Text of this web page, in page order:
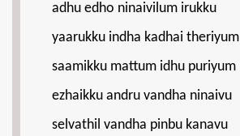
adhu edho ninaivilum irukku
yaarukku indha kadhai theriyum
saamikku mattum idhu puriyum
ezhaikku andru vandha ninaivu
selvathil vandha pinbu kanavu